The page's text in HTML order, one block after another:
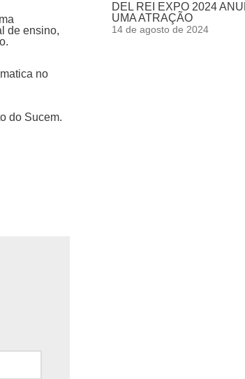
de ensino,
no
do Sucem.
DEL REI EXPO 2024
UMA ATRAÇÃO
14 de agosto de 2024